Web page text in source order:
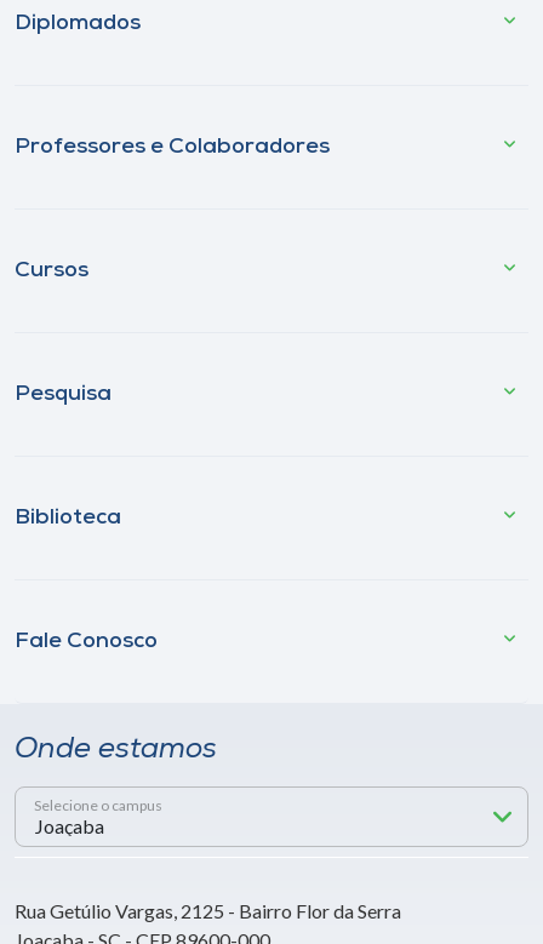
Diplomados
Professores e Colaboradores
Cursos
Pesquisa
Biblioteca
Fale Conosco
Onde estamos
Selecione o campus
Rua Getúlio Vargas, 2125 - Bairro Flor da Serra